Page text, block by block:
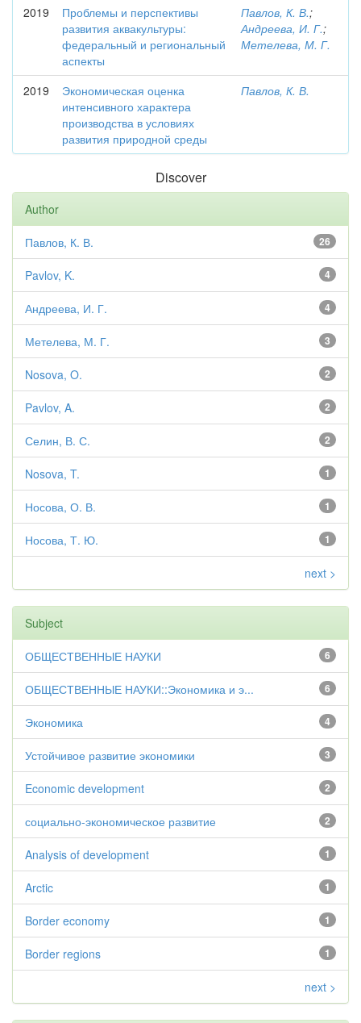
2019
Проблемы и перспективы
развития аквакультуры:
федеральный и региональный
аспекты
Павлов, К. В.;
Андреева, И. Г.;
Метелева, М. Г.
2019
Экономическая оценка
интенсивного характера
производства в условиях
развития природной среды
Павлов, К. В.
Discover
Author
26
Павлов, К. В.
4
Pavlov, K.
4
Андреева, И. Г.
3
Метелева, М. Г.
2
Nosova, O.
2
Pavlov, A.
2
Селин, В. С.
1
Nosova, T.
1
Носова, О. В.
1
Носова, Т. Ю.
next >
Subject
6
ОБЩЕСТВЕННЫЕ НАУКИ
6
ОБЩЕСТВЕННЫЕ НАУКИ::Экономика и э...
4
Экономика
3
Устойчивое развитие экономики
2
Economic development
2
социально-экономическое развитие
1
Analysis of development
1
Arctic
1
Border economy
1
Border regions
next >